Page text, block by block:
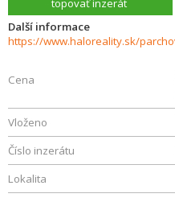
topovať inzerát
Další informace
Cena
Vloženo
Číslo inzerátu
Lokalita